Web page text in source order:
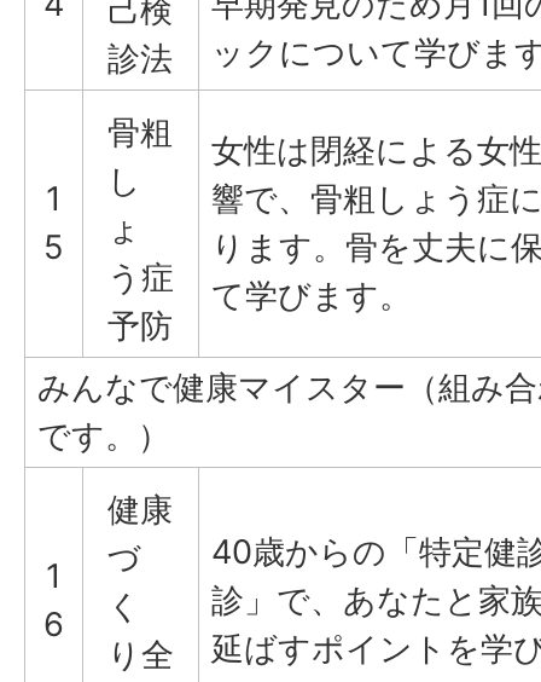
己検
診法
ックについて学びま
1
5
骨粗
し
ょ
う症
予防
女性は閉経による女
響で、骨粗しょう症
ります。骨を丈夫に
て学びます。
みんなで健康マイスター（組み
です。）
1
6
健康
づ
く
り全
40歳からの「特定健
診」で、あなたと家
延ばすポイントを学